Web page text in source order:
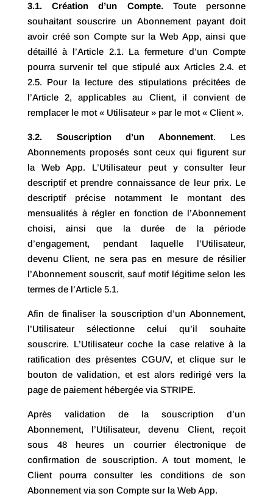
3.1. Création d’un Compte.Toute personne
souhaitant souscrire un Abonnement payant doit
avoir créé son Compte sur la Web App, ainsi que
détaillé à l’Article 2.1. La fermeture d’un Compte
pourra survenir tel que stipulé aux Articles 2.4. et
2.5. Pour la lecture des stipulations précitées de
l’Article 2, applicables au Client, il convient de
remplacer le mot « Utilisateur » par le mot « Client ».
3.2. Souscription d’un Abonnement. Les
Abonnements proposés sont ceux qui figurent sur
la Web App. L’Utilisateur peut y consulter leur
descriptif et prendre connaissance de leur prix. Le
descriptif précise notamment le montant des
mensualités à régler en fonction de l’Abonnement
choisi, ainsi que la durée de la période
d’engagement, pendant laquelle l’Utilisateur,
devenu Client, ne sera pas en mesure de résilier
l’Abonnement souscrit, sauf motif légitime selon les
termes de l’Article 5.1.
Afin de finaliser la souscription d’un Abonnement,
l’Utilisateur sélectionne celui qu’il souhaite
souscrire. L’Utilisateur coche la case relative à la
ratification des présentes CGU/V, et clique sur le
bouton de validation, et est alors redirigé vers la
page de paiement hébergée via STRIPE.
Après validation de la souscription d’un
Abonnement, l’Utilisateur, devenu Client, reçoit
sous 48 heures un courrier électronique de
confirmation de souscription. A tout moment, le
Client pourra consulter les conditions de son
Abonnement via son Compte sur la Web App.